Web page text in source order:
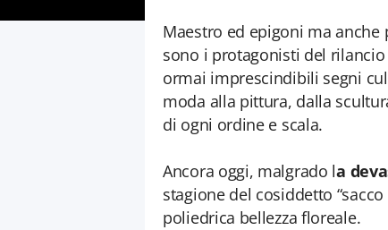
Maestro ed epigoni ma
sono i protagonisti del
ormai imprescindibili segni
moda alla pittura, dalla
di ogni ordine e scala.
Ancora oggi, malgrado la
stagione del cosiddetto
poliedrica bellezza floreale.